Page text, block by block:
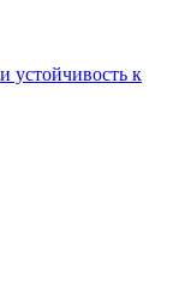
устойчивость к